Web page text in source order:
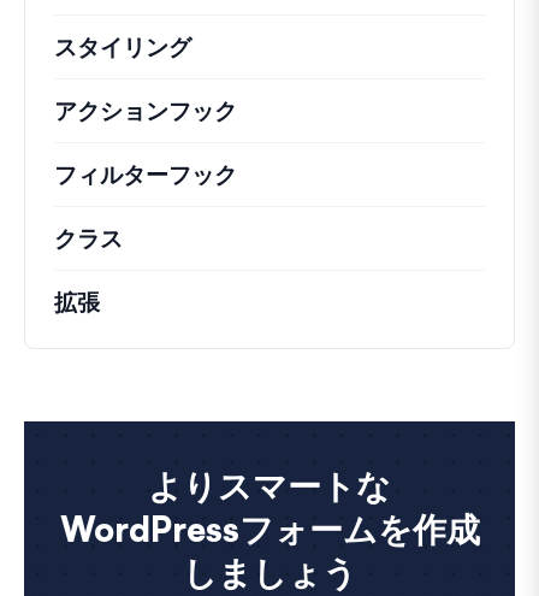
スタイリング
アクションフック
フィルターフック
クラス
拡張
よりスマートな
WordPressフォームを作成
しましょう